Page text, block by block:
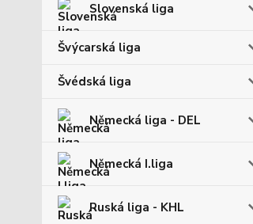
Slovenská liga
Švýcarská liga
Švédská liga
Německá liga - DEL
Německá I.liga
Ruská liga - KHL